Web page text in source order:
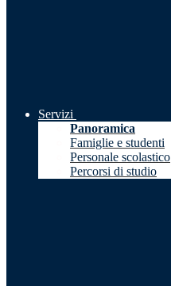
Servizi
Panoramica
Famiglie e studenti
Personale scolastico
Percorsi di studio